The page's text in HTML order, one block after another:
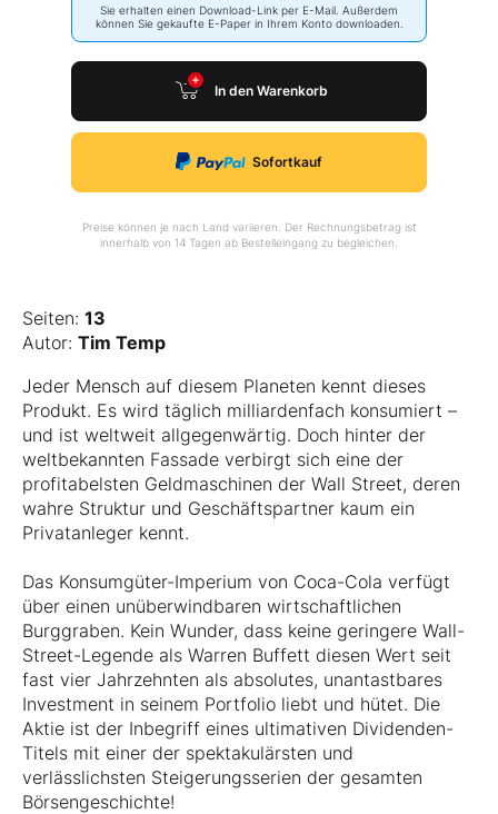
Sie erhalten einen Download-Link per E-Mail. Außerdem
können Sie gekaufte E-Paper in Ihrem Konto downloaden.
In den Warenkorb
Sofortkauf
Preise können je nach Land variieren. Der Rechnungsbetrag ist
innerhalb von 14 Tagen ab Bestelleingang zu begleichen.
Seiten: 13
Autor: Tim Temp
Jeder Mensch auf diesem Planeten kennt dieses
Produkt. Es wird täglich milliardenfach konsumiert –
und ist weltweit allgegenwärtig. Doch hinter der
weltbekannten Fassade verbirgt sich eine der
profitabelsten Geldmaschinen der Wall Street, deren
wahre Struktur und Geschäftspartner kaum ein
Privatanleger kennt.
Das Konsumgüter-Imperium von Coca-Cola verfügt
über einen unüberwindbaren wirtschaftlichen
Burggraben. Kein Wunder, dass keine geringere Wall-
Street-Legende als Warren Buffett diesen Wert seit
fast vier Jahrzehnten als absolutes, unantastbares
Investment in seinem Portfolio liebt und hütet. Die
Aktie ist der Inbegriff eines ultimativen Dividenden-
Titels mit einer der spektakulärsten und
verlässlichsten Steigerungsserien der gesamten
Börsengeschichte!